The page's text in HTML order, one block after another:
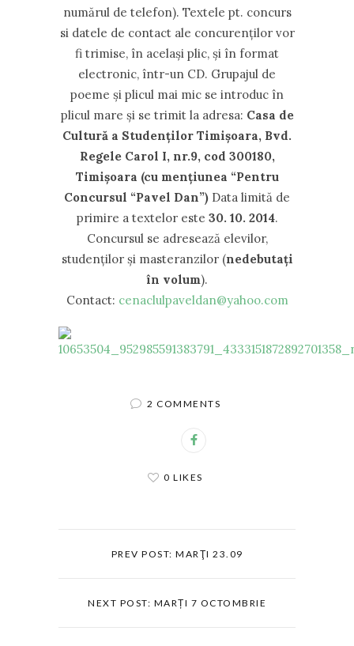
numărul de telefon). Textele pt. concurs
si datele de contact ale concurenţilor vor
fi trimise, în acelaşi plic, şi în format
electronic, într-un CD. Grupajul de
poeme şi plicul mai mic se introduc în
plicul mare şi se trimit la adresa: Casa de
Cultură a Studenţilor Timişoara, Bvd.
Regele Carol I, nr.9, cod 300180,
Timişoara (cu menţiunea “Pentru
Concursul “Pavel Dan”) Data limită de
primire a textelor este 30. 10. 2014.
Concursul se adresează elevilor,
studenţilor și masteranzilor (nedebutaţi
în volum).
Contact: cenaclulpaveldan@yahoo.com
2 COMMENTS
0 LIKES
PREV POST: MARŢI 23.09
NEXT POST: MARȚI 7 OCTOMBRIE